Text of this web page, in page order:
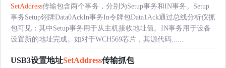
SetAddress传输包含两个事务，分别为Setup事务和IN事务。Setup
事务Setup翎牌Data0AckIn事务In令牌包Data1Ack通过总线分析仪抓
包可见：其中Setup事务用于从主机接收地址值。IN事务用于设备
设置新的地址完成。如对于WCH569芯片，其源代码......
USB3设置地址SetAddress传输抓包